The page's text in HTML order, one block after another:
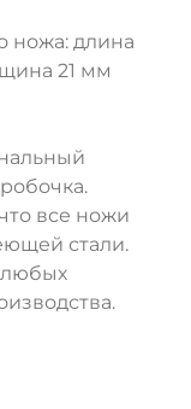
ножа: длина
21 мм
все ножи
стали.
любых